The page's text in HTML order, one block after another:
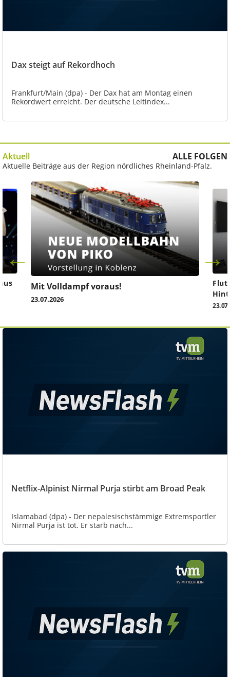
Dax steigt auf Rekordhoch
Frankfurt/Main (dpa) - Der Dax hat am Montag einen
Rekordwert erreicht. Der deutsche Leitindex...
Aktuell ALLE FOLGEN
Aktuelle Beiträge aus der Region nördliches Rheinland-Pfalz.
Mit Volldampf voraus!
23.07.2026
Netflix-Alpinist Nirmal Purja stirbt am Broad Peak
Islamabad (dpa) - Der nepalesischstämmige Extremsportler
Nirmal Purja ist tot. Er starb nach...